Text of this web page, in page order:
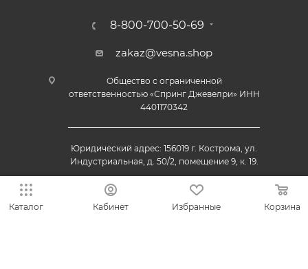
8-800-700-50-69
zakaz@vesna.shop
Общество с ограниченной
ответственностью «Спринг Джевелри» ИНН
4401170342
Юридический адрес: 156019 г. Кострома, ул.
Индустриальная, д. 50/2, помещение 9, к. 19.
Каталог Кабинет Избранные Корзина